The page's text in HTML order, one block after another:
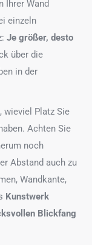
Ihrer Wand
einzeln
Je größer, desto
über die
in der
wieviel Platz Sie
Achten Sie
noch
Abstand auch zu
Wandkante,
Kunstwerk
Blickfang